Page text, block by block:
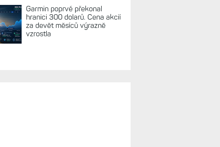
Garmin poprvé překonal
hranici 300 dolarů. Cena akcií
za devět měsíců výrazně
vzrostla